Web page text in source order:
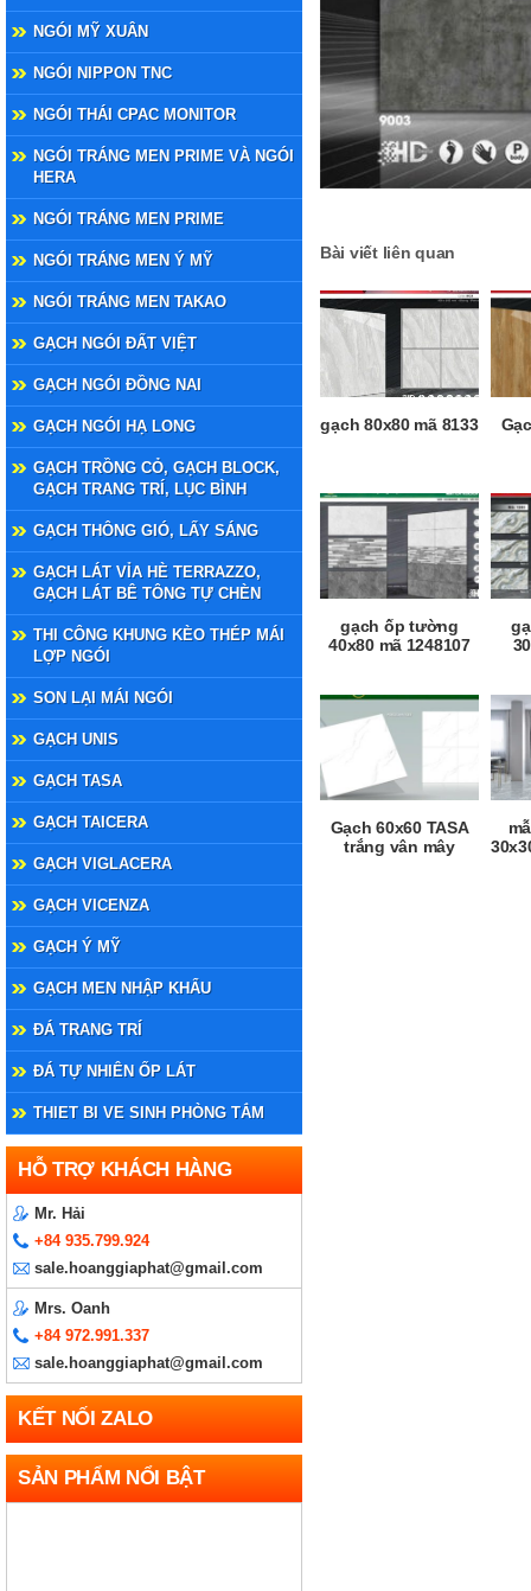
NGÓI MỸ XUÂN
NGÓI NIPPON TNC
NGÓI THÁI CPAC MONITOR
NGÓI TRÁNG MEN PRIME VÀ NGÓI
HERA
NGÓI TRÁNG MEN PRIME
NGÓI TRÁNG MEN Ý MỸ
NGÓI TRÁNG MEN TAKAO
GẠCH NGÓI ĐẤT VIỆT
GẠCH NGÓI ĐỒNG NAI
GẠCH NGÓI HẠ LONG
GẠCH TRỒNG CỎ, GẠCH BLOCK,
GẠCH TRANG TRÍ, LỤC BÌNH
GẠCH THÔNG GIÓ, LẤY SÁNG
GẠCH LÁT VỈA HÈ TERRAZZO,
GẠCH LÁT BÊ TÔNG TỰ CHÈN
THI CÔNG KHUNG KÈO THÉP MÁI
LỢP NGÓI
SON LẠI MÁI NGÓI
GẠCH UNIS
GẠCH TASA
GẠCH TAICERA
GẠCH VIGLACERA
GẠCH VICENZA
GẠCH Ý MỸ
GẠCH MEN NHẬP KHẨU
ĐÁ TRANG TRÍ
ĐÁ TỰ NHIÊN ỐP LÁT
THIET BI VE SINH PHÒNG TẮM
HỖ TRỢ KHÁCH HÀNG
Mr. Hải
+84 935.799.924
sale.hoanggiaphat@gmail.com
Mrs. Oanh
+84 972.991.337
sale.hoanggiaphat@gmail.com
KẾT NỐI ZALO
SẢN PHẨM NỔI BẬT
Bài viết liên quan
gạch 80x80 mã 8133
gạch ốp tường
40x80 mã 1248107
Gạch 60x60 TASA
trắng vân mây